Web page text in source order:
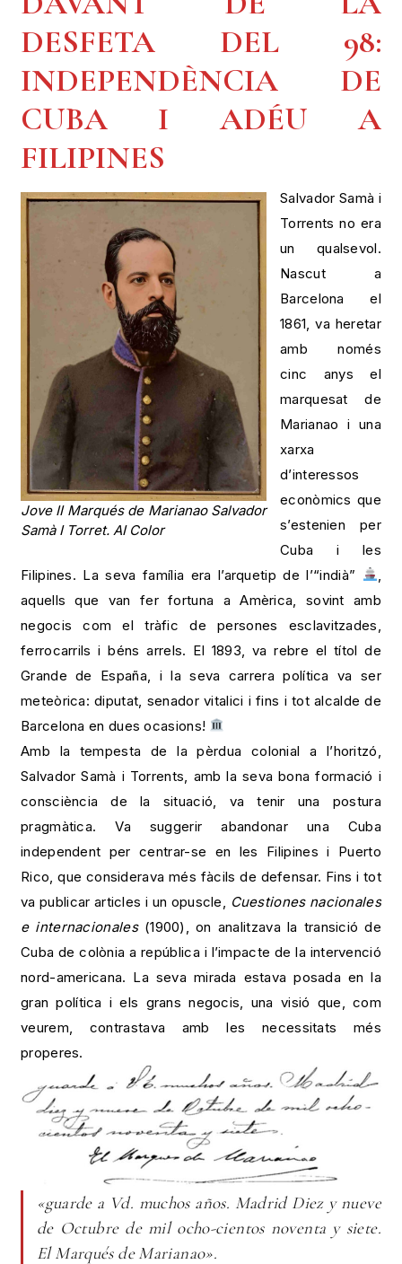
DESFETA DEL 98:
INDEPENDÈNCIA DE
CUBA I ADÉU A
FILIPINES
Jove II Marqués de Marianao Salvador
Samà I Torret. AI Color
Salvador Samà i
Torrents no era
un qualsevol.
Nascut a
Barcelona el
1861, va heretar
amb només
cinc anys el
marquesat de
Marianao i una
xarxa
d’interessos
econòmics que
s’estenien per
Cuba i les
Filipines. La seva família era l’arquetip de l’“indià”
aquells que van fer fortuna a Amèrica, sovint amb
negocis com el tràfic de persones esclavitzades,
ferrocarrils i béns arrels. El 1893, va rebre el títol de
Grande de España, i la seva carrera política va ser
meteòrica: diputat, senador vitalici i fins i tot alcalde de
Barcelona en dues ocasions!
Amb la tempesta de la pèrdua colonial a l’horitzó,
Salvador Samà i Torrents, amb la seva bona formació i
consciència de la situació, va tenir una postura
pragmàtica. Va suggerir abandonar una Cuba
independent per centrar-se en les Filipines i Puerto
Rico, que considerava més fàcils de defensar. Fins i tot
va publicar articles i un opuscle,
Cuestiones nacionales
e internacionales(1900), on analitzava la transició de
Cuba de colònia a república i l’impacte de la intervenció
nord-americana. La seva mirada estava posada en la
gran política i els grans negocis, una visió que, com
veurem, contrastava amb les necessitats més
properes.
«guarde a Vd. muchos años. Madrid Diez y nueve
de Octubre de mil ocho-cientos noventa y siete.
El Marqués de Marianao».